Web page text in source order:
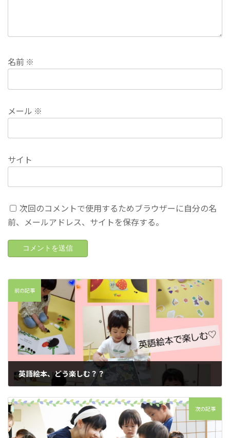
名前 ※
メール ※
サイト
次回のコメントで使用するためブラウザーに自分の名
前、メールアドレス、サイトを保存する。
前の記事
英語絵本、どう楽しむ？？
2023年7月7日
次の記事